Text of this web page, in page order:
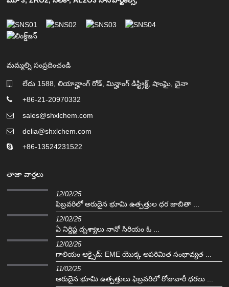
మమ్మల్ని సంప్రదించండి
లేదు 1588, లియాన్హాంగ్ రోడ్, మిన్హాంగ్ డిస్ట్రిక్ట్, షాంఘై, చైనా
+86-21-20970332
sales@shxlchem.com
delia@shxlchem.com
+86-13524231522
తాజా వార్తలు
12/02/25
ఫిబ్రవరిలో అరుదైన భూమి ఉత్పత్తుల ధర జాబితా ...
12/02/25
ఏ నిర్దిష్ట దృశ్యాలు నానో సిరియం ఓ ...
12/02/25
గాలియం ఆక్సైడ్: EME యొక్క అపరిమిత సంభావ్యత ...
11/02/25
అరుదైన భూమి ఉత్పత్తులు ఫిబ్రవరిలో రోజువారీ ధరలు ...